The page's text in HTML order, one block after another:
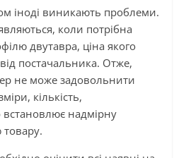
іноді виникають проблеми.
коли потрібна
двутавра, ціна якого
постачальника. Отже,
не може задовольнити
кількість,
встановлює надмірну
товару.